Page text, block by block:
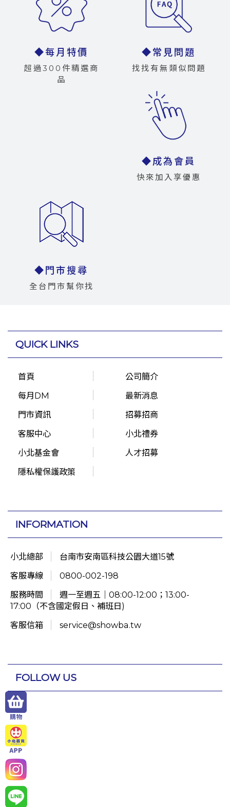
◆每月特價
超過300件精選商
品
◆常見問題
找找有無類似問題
◆成為會員
快來加入享優惠
◆門市搜尋
全台門市幫你找
QUICK LINKS
首頁
公司簡介
每月DM
最新消息
門市資訊
招募招商
客服中心
小北禮券
小北基金會
人才招募
隱私權保護政策
INFORMATION
小北總部
台南市安南區科技公園大道15號
客服專線
0800-002-198
服務時間
週一至週五｜08:00-12:00；13:00-
17:00（不含國定假日、補班日)
客服信箱
service@showba.tw
FOLLOW US